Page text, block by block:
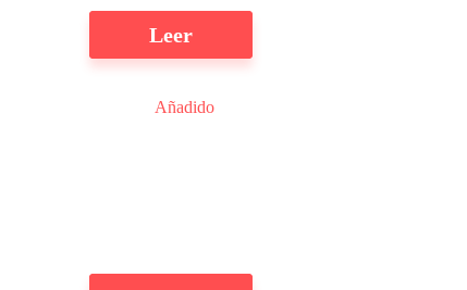
Leer
Añadido